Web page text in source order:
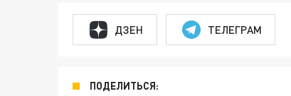
ДЗЕН ТЕЛЕГРАМ
ПОДЕЛИТЬСЯ: